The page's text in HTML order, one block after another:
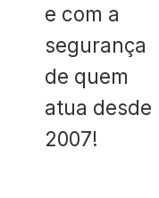
e com a
segurança
de quem
atua desde
2007!